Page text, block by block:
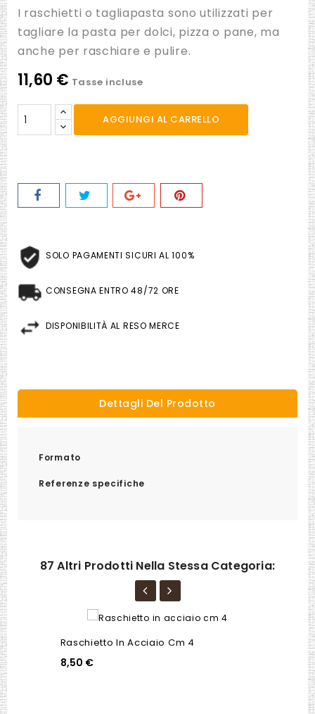
I raschietti o tagliapasta sono utilizzati per
tagliare la pasta per dolci, pizza o pane, ma
anche per raschiare e pulire.
11,60 € Tasse incluse
AGGIUNGI AL CARRELLO
SOLO PAGAMENTI SICURI AL 100%
CONSEGNA ENTRO 48/72 ORE
DISPONIBILITÀ AL RESO MERCE
Dettagli Del Prodotto
Formato
Referenze specifiche
87 Altri Prodotti Nella Stessa Categoria:
Raschietto In Acciaio Cm 4
8,50 €